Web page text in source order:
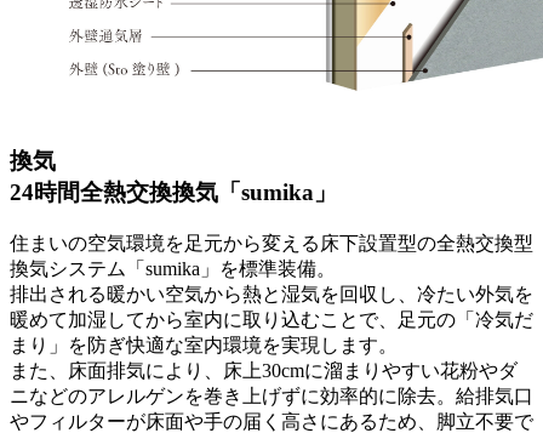
換気
24時間全熱交換換気「sumika」
住まいの空気環境を足元から変える床下設置型の全熱交換型
換気システム「sumika」を標準装備。
排出される暖かい空気から熱と湿気を回収し、冷たい外気を
暖めて加湿してから室内に取り込むことで、
足元の「冷気だ
まり」を防ぎ快適な室内環境を実現します。
また、床面排気により、床上30cmに溜まりやすい花粉やダ
ニなどのアレルゲンを巻き上げずに効率的に除去。 給排気口
やフィルターが床面や手の届く高さにあるため、 脚立不要で